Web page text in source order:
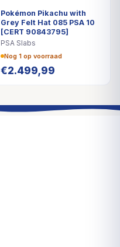
Pokémon Pikachu with
Grey Felt Hat 085 PSA 10
[CERT 90843795]
PSA Slabs
Nog 1 op voorraad
€2.499,99